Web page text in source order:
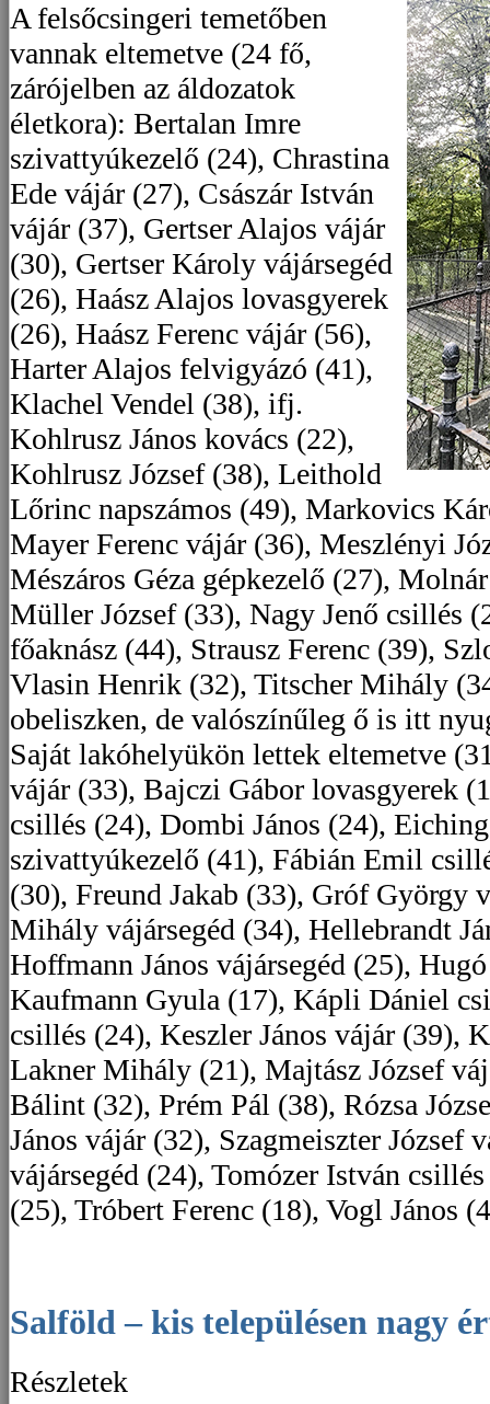
A felsőcsingeri temetőben
vannak eltemetve (24 fő,
zárójelben az áldozatok
életkora): Bertalan Imre
szivattyúkezelő (24), Chrastina
Ede vájár (27), Császár István
vájár (37), Gertser Alajos vájár
(30), Gertser Károly vájársegéd
(26), Haász Alajos lovasgyerek
(26), Haász Ferenc vájár (56),
Harter Alajos felvigyázó (41),
Klachel Vendel (38), ifj.
Kohlrusz János kovács (22),
Kohlrusz József (38), Leithold
Lőrinc napszámos (49), Markovics
Mayer Ferenc vájár (36), Meszlényi
Mészáros Géza gépkezelő (27),
Müller József (33), Nagy Jenő csillés
főaknász (44), Strausz Ferenc (39),
Vlasin Henrik (32), Titscher Mihály
obeliszken, de valószínűleg ő is itt
Saját lakóhelyükön lettek eltemetve
vájár (33), Bajczi Gábor lovasgyerek
csillés (24), Dombi János (24),
szivattyúkezelő (41), Fábián Emil
(30), Freund Jakab (33), Gróf György
Mihály vájársegéd (34), Hellebrandt
Hoffmann János vájársegéd (25),
Kaufmann Gyula (17), Kápli Dániel
csillés (24), Keszler János vájár (39),
Lakner Mihály (21), Majtász József
Bálint (32), Prém Pál (38), Rózsa
János vájár (32), Szagmeiszter József
vájársegéd (24), Tomózer István
(25), Tróbert Ferenc (18), Vogl János
Salföld – kis településen nagy
Részletek